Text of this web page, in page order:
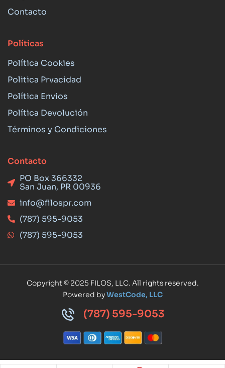
Contacto
Políticas
Política Cookies
Politica Prvacidad
Política Envios
Política Devolución
Términos y Condiciones
Contacto
PO Box 366332
San Juan, PR 00936
info@filospr.com
(787) 595-9053
(787) 595-9053
Copyright © 2025 FILOS, LLC. All rights reserved.
Powered byWestCode, LLC
(787) 595-9053